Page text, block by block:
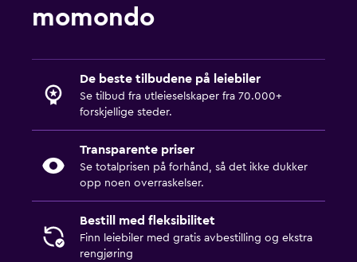
momondo
De beste tilbudene på leiebiler
Se tilbud fra utleieselskaper fra 70.000+
forskjellige steder.
Transparente priser
Se totalprisen på forhånd, så det ikke dukker
opp noen overraskelser.
Bestill med fleksibilitet
Finn leiebiler med gratis avbestilling og ekstra
rengjøring